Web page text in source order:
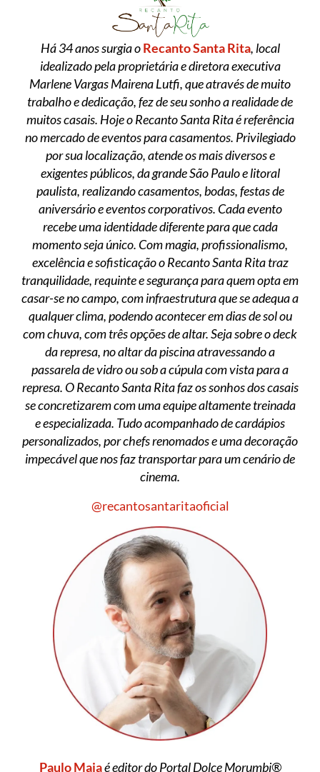
Há 34 anos surgia oRecanto Santa Rita, local
idealizado pela proprietária e diretora executiva
Marlene Vargas Mairena Lutfi, que através de muito
trabalho e dedicação, fez de seu sonho a realidade de
muitos casais. Hoje o Recanto Santa Rita é referência
no mercado de eventos para casamentos. Privilegiado
por sua localização, atende os mais diversos e
exigentes públicos, da grande São Paulo e litoral
paulista, realizando casamentos, bodas, festas de
aniversário e eventos corporativos. Cada evento
recebe uma identidade diferente para que cada
momento seja único. Com magia, profissionalismo,
excelência e sofisticação o Recanto Santa Rita traz
tranquilidade, requinte e segurança para quem opta em
casar-se no campo, com infraestrutura que se adequa a
qualquer clima, podendo acontecer em dias de sol ou
com chuva, com três opções de altar. Seja sobre o deck
da represa, no altar da piscina atravessando a
passarela de vidro ou sob a cúpula com vista para a
represa. O Recanto Santa Rita faz os sonhos dos casais
se concretizarem com uma equipe altamente treinada
e especializada. Tudo acompanhado de cardápios
personalizados, por chefs renomados e uma decoração
impecável que nos faz transportar para um cenário de
cinema.
@recantosantaritaoficial
Paulo Maiaé editor do Portal Dolce Morumbi®